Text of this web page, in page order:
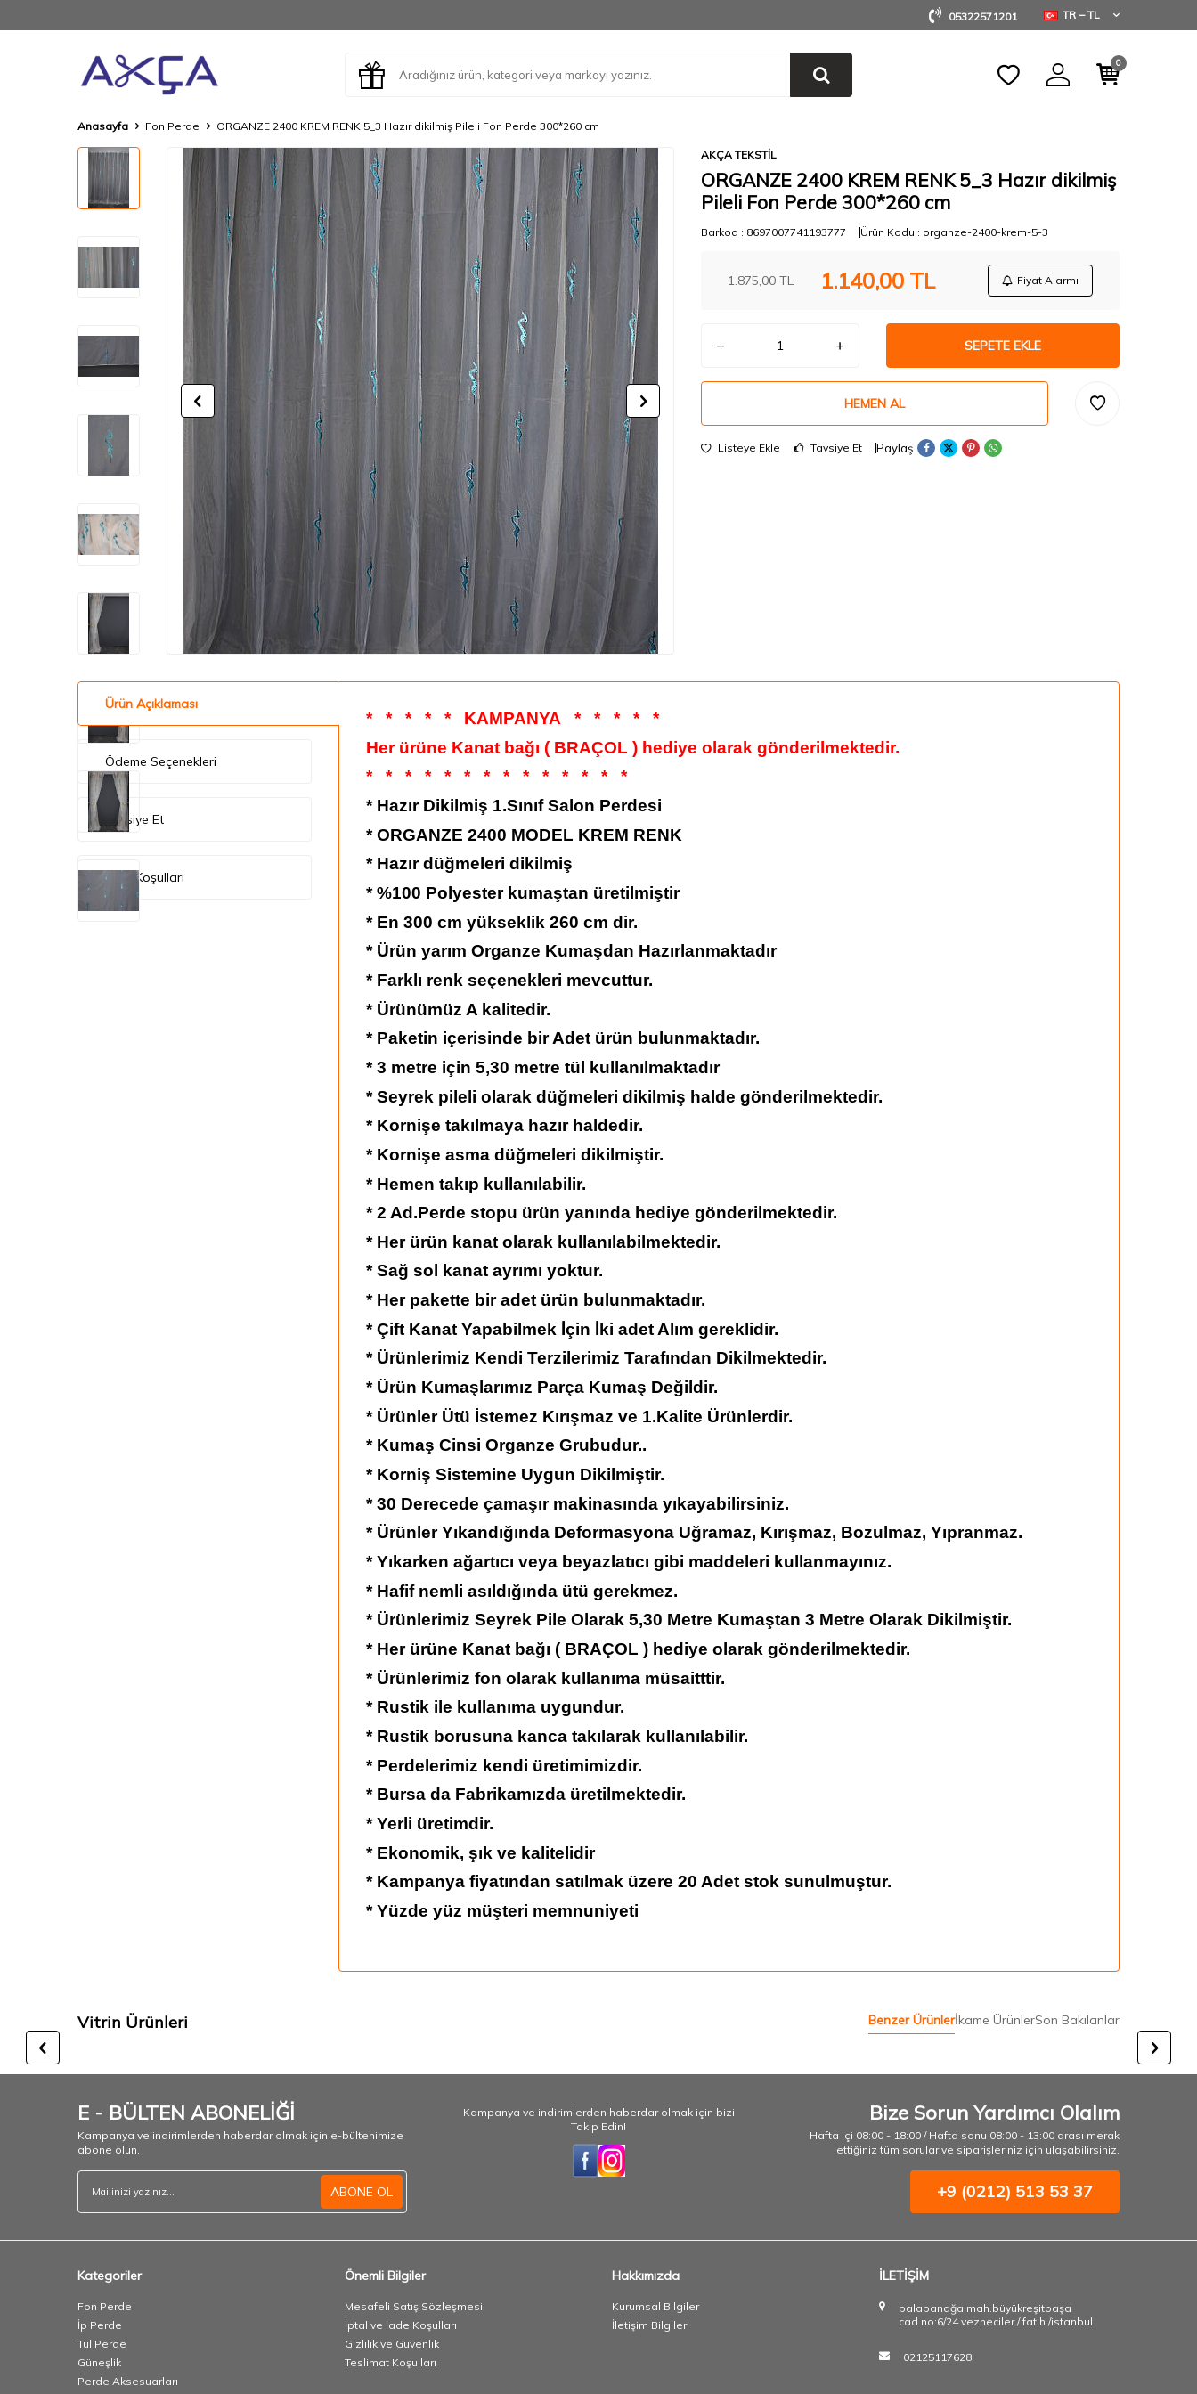
05322571201 TR − TL
0
Anasayfa Fon Perde ORGANZE 2400 KREM RENK 5_3 Hazır dikilmiş Pileli Fon Perde 300*260 cm
AKÇA TEKSTİL
ORGANZE 2400 KREM RENK 5_3 Hazır dikilmiş
Pileli Fon Perde 300*260 cm
Barkod : 8697007741193777 Ürün Kodu : organze-2400-krem-5-3
1.875,00TL 1.140,00 TL Fiyat Alarmı
SEPETE EKLE
HEMEN AL
Listeye Ekle Tavsiye Et Paylaş
Ürün Açıklaması
Ödeme Seçenekleri
Tavsiye Et
İade Koşulları
* * * * * KAMPANYA * * * *
*
Her ürüne Kanat bağı ( BRAÇOL ) hediye olarak gönderilmektedir.
*
* * * * * * * * * * * *
*
* Hazır Dikilmiş 1.Sınıf Salon Perdesi
*ORGANZE 2400 MODEL KREM RENK
* Hazır düğmeleri dikilmiş
* %100 Polyester kumaştan üretilmiştir
* En 300 cm yükseklik 260 cm dir.
* Ürün yarım Organze Kumaşdan Hazırlanmaktadır
* Farklı renk seçenekleri mevcuttur.
* Ürünümüz A kalitedir.
* Paketin içerisinde bir Adet ürün bulunmaktadır.
* 3 metre için 5,30 metre tül kullanılmaktadır
* Seyrek pileli olarak düğmeleri dikilmiş halde gönderilmektedir.
* Kornişe takılmaya hazır haldedir.
* Kornişe asma düğmeleri dikilmiştir.
* Hemen takıp kullanılabilir.
* 2 Ad.Perde stopu ürün yanında hediye gönderilmektedir.
* Her ürün kanat olarak kullanılabilmektedir.
* Sağ sol kanat ayrımı yoktur.
* Her pakette bir adet ürün bulunmaktadır.
* Çift Kanat Yapabilmek İçin İki adet Alım gereklidir.
* Ürünlerimiz Kendi Terzilerimiz Tarafından Dikilmektedir.
* Ürün Kumaşlarımız Parça Kumaş Değildir.
* Ürünler Ütü İstemez Kırışmaz ve 1.Kalite Ürünlerdir.
* Kumaş Cinsi Organze Grubudur..
* Korniş Sistemine Uygun Dikilmiştir.
* 30 Derecede çamaşır makinasında yıkayabilirsiniz.
* Ürünler Yıkandığında Deformasyona Uğramaz, Kırışmaz, Bozulmaz, Yıpranmaz.
* Yıkarken ağartıcı veya beyazlatıcı gibi maddeleri kullanmayınız.
* Hafif nemli asıldığında ütü gerekmez.
* Ürünlerimiz Seyrek Pile Olarak 5,30 Metre Kumaştan 3 Metre Olarak Dikilmiştir.
* Her ürüne Kanat bağı ( BRAÇOL ) hediye olarak gönderilmektedir.
* Ürünlerimiz fon olarak kullanıma müsaitttir.
* Rustik ile kullanıma uygundur.
* Rustik borusuna kanca takılarak kullanılabilir.
* Perdelerimiz kendi üretimimizdir.
* Bursa da Fabrikamızda üretilmektedir.
* Yerli üretimdir.
* Ekonomik, şık ve kalitelidir
* Kampanya fiyatından satılmak üzere 20 Adet stok sunulmuştur.
* Yüzde yüz müşteri memnuniyeti
Vitrin Ürünleri Benzer Ürünlerİkame ÜrünlerSon Bakılanlar
E - BÜLTEN ABONELİĞİ
Kampanya ve indirimlerden haberdar olmak için e-bültenimize
abone olun.
ABONE OL
Kampanya ve indirimlerden haberdar olmak için bizi
Takip Edin!
Bize Sorun Yardımcı Olalım
Hafta içi 08:00 - 18:00 / Hafta sonu 08:00 - 13:00 arası merak
ettiğiniz tüm sorular ve siparişleriniz için ulaşabilirsiniz.
+9 (0212) 513 53 37
Kategoriler
Fon Perde
İp Perde
Tül Perde
Güneşlik
Perde Aksesuarları
Önemli Bilgiler
Mesafeli Satış Sözleşmesi
İptal ve İade Koşulları
Gizlilik ve Güvenlik
Teslimat Koşulları
Hakkımızda
Kurumsal Bilgiler
İletişim Bilgileri
İLETİŞİM
balabanağa mah.büyükreşitpaşa
cad.no:6/24 vezneciler / fatih /istanbul
02125117628